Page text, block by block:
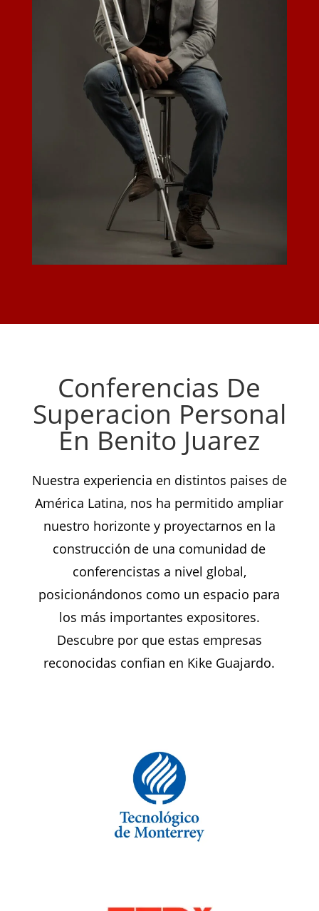
Conferencias De
Superacion Personal
En Benito Juarez
Nuestra experiencia en distintos paises de
América Latina, nos ha permitido ampliar
nuestro horizonte y proyectarnos en la
construcción de una comunidad de
conferencistas a nivel global,
posicionándonos como un espacio para
los más importantes expositores.
Descubre por que estas empresas
reconocidas confian en Kike Guajardo.